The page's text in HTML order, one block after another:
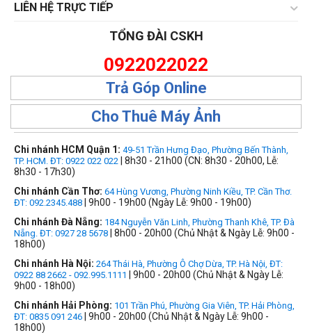
LIÊN HỆ TRỰC TIẾP
TỔNG ĐÀI CSKH
0922022022
Trả Góp Online
Cho Thuê Máy Ảnh
Chi nhánh HCM Quận 1: 49-51 Trần Hưng Đạo, Phường Bến Thành,
TP. HCM. ĐT: 0922 022 022 | 8h30 - 21h00 (CN: 8h30 - 20h00, Lễ:
8h30 - 17h30)
Chi nhánh Cần Thơ: 64 Hùng Vương, Phường Ninh Kiều, TP. Cần Thơ.
ĐT: 092.2345.488 | 9h00 - 19h00 (Ngày Lễ: 9h00 - 19h00)
Chi nhánh Đà Nẵng: 184 Nguyễn Văn Linh, Phường Thanh Khê, TP. Đà
Nẵng. ĐT: 0927 28 5678 | 8h00 - 20h00 (Chủ Nhật & Ngày Lễ: 9h00 -
18h00)
Chi nhánh Hà Nội: 264 Thái Hà, Phường Ô Chợ Dừa, TP. Hà Nội, ĐT:
0922 88 2662 - 092.995.1111
| 9h00 - 20h00 (Chủ Nhật & Ngày Lễ:
9h00 - 18h00)
Chi nhánh Hải Phòng: 101 Trần Phú, Phường Gia Viên, TP. Hải Phòng,
ĐT: 0835 091 246 | 9h00 - 20h00 (Chủ Nhật & Ngày Lễ: 9h00 -
18h00)